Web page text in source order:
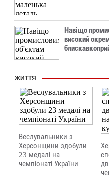
Навіщо
високий
ЖИТТЯ
Веслувальники з
Херсонщини здобули
23 медалі на
чемпіонаті України